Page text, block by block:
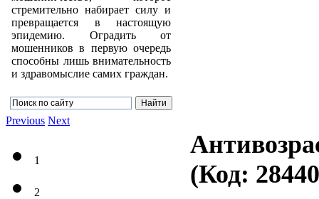
стремительно набирает силу и
превращается в настоящую
эпидемию. Оградить от
мошенников в первую очередь
способны лишь внимательность
и здравомыслие самих граждан.
(Код: 28440
Previous Next
1
2